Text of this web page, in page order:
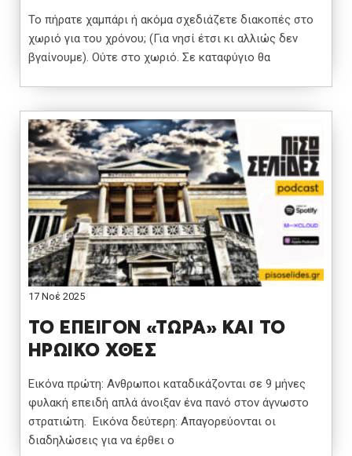
Το πήρατε χαμπάρι ή ακόμα σχεδιάζετε διακοπές στο
χωριό για του χρόνου; (Για νησί έτσι κι αλλιώς δεν
βγαίνουμε). Ούτε στο χωριό. Σε καταφύγιο θα
17 Νοέ 2025
ΤΟ ΕΠΕΙΓΟΝ «ΤΩΡΑ» ΚΑΙ ΤΟ
ΗΡΩΙΚΟ ΧΘΕΣ
Εικόνα πρώτη: Ανθρωποι καταδικάζονται σε 9 μήνες
φυλακή επειδή απλά άνοιξαν ένα πανό στον άγνωστο
στρατιώτη. Εικόνα δεύτερη: Απαγορεύονται οι
διαδηλώσεις για να έρθει ο